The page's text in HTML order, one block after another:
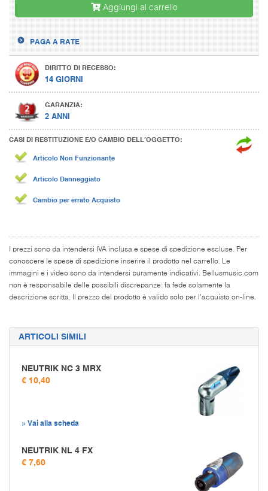
Aggiungi al carrello
PAGA A RATE
DIRITTO DI RECESSO:
14 GIORNI
GARANZIA:
2 ANNI
CASI DI RESTITUZIONE E/O CAMBIO DELL’OGGETTO:
Articolo Non Funzionante
Articolo Danneggiato
Cambio per errato Acquisto
I prezzi sono da intendersi IVA inclusa e spese di spedizione escluse. Per
conoscere le spese di spedizione inserire il prodotto nel carrello. Le
immagini e i video sono da intendersi puramente indicativi. Bellusmusic.com
non è responsabile delle possibili discrepanze: fa fede solamente la
descrizione scritta. Il prezzo del prodotto è valido solo per l'acquisto on-line.
ARTICOLI SIMILI
NEUTRIK NC 3 MRX
€ 10,40
» Vai alla scheda
NEUTRIK NL 4 FX
€ 7,60